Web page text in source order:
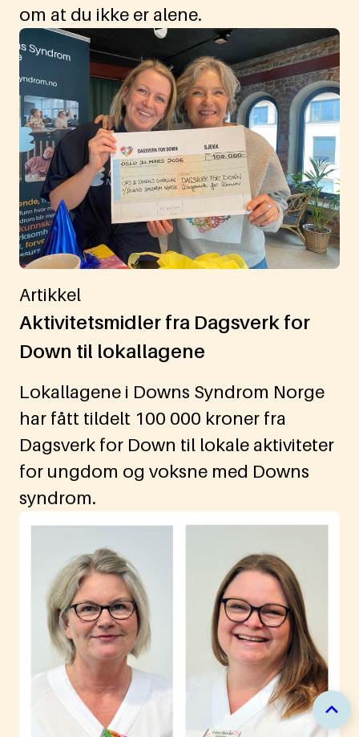
om at du ikke er alene.
Artikkel
Aktivitetsmidler fra Dagsverk for
Down til lokallagene
Lokallagene i Downs Syndrom Norge
har fått tildelt 100 000 kroner fra
Dagsverk for Down til lokale aktiviteter
for ungdom og voksne med Downs
syndrom.